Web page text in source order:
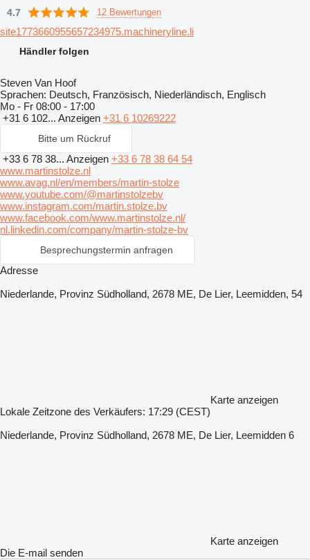
4.7 12 Bewertungen
site1773660955657234975.machineryline.li
Händler folgen
Steven Van Hoof
Sprachen: Deutsch, Französisch, Niederländisch, Englisch
Mo - Fr 08:00 - 17:00
+31 6 102... Anzeigen +31 6 10269222
Bitte um Rückruf
+33 6 78 38... Anzeigen +33 6 78 38 64 54
www.martinstolze.nl
www.avag.nl/en/members/martin-stolze
www.youtube.com/@martinstolzebv
www.instagram.com/martin.stolze.bv
www.facebook.com/www.martinstolze.nl/
nl.linkedin.com/company/martin‑stolze‑bv
Besprechungstermin anfragen
Adresse
Niederlande, Provinz Südholland, 2678 ME, De Lier, Leemidden, 54
Karte anzeigen
Lokale Zeitzone des Verkäufers: 17:29 (CEST)
Niederlande, Provinz Südholland, 2678 ME, De Lier, Leemidden 6
Karte anzeigen
Die E-mail senden